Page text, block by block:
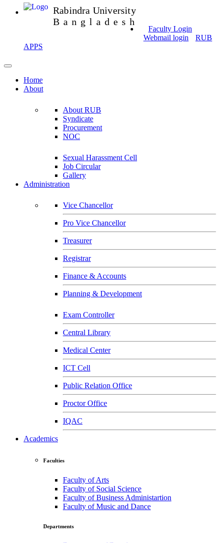
Rabindra University
Bangladesh
Faculty Login
Webmail login
RUB
APPS
Home
About
About RUB
Syndicate
Procurement
NOC
Sexual Harassment Cell
Job Circular
Gallery
Administration
Vice Chancellor
Pro Vice Chancellor
Treasurer
Registrar
Finance & Accounts
Planning & Development
Exam Controller
Central Library
Medical Center
ICT Cell
Public Relation Office
Proctor Office
IQAC
Academics
Faculties
Faculty of Arts
Faculty of Social Science
Faculty of Business Administartion
Faculty of Music and Dance
Departments